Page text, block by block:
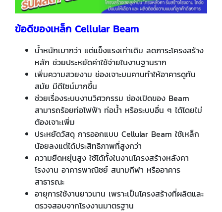
ข้อดีของเหล็ก Cellular Beam
น้ำหนักเบากว่า แต่แข็งแรงเท่าเดิม ลดภาระโครงสร้าง
หลัก ช่วยประหยัดค่าใช้จ่ายในงานฐานราก
เพิ่มความสวยงาม ช่องเจาะบนคานทำให้อาคารดูทัน
สมัย มีดีไซน์มากขึ้น
ช่วยเรื่องระบบงานวิศวกรรม ช่องเปิดของ Beam
สามารถร้อยท่อไฟฟ้า ท่อน้ำ หรือระบบอื่น ๆ ได้โดยไม่
ต้องเจาะเพิ่ม
ประหยัดวัสดุ การออกแบบ Cellular Beam ใช้เหล็ก
น้อยลงแต่ได้ประสิทธิภาพที่สูงกว่า
ความยืดหยุ่นสูง ใช้ได้ทั้งในงานโครงสร้างหลังคา
โรงงาน อาคารพาณิชย์ สนามกีฬา หรืออาคาร
สาธารณะ
อายุการใช้งานยาวนาน เพราะเป็นโครงสร้างที่ผลิตและ
ตรวจสอบจากโรงงานมาตรฐาน